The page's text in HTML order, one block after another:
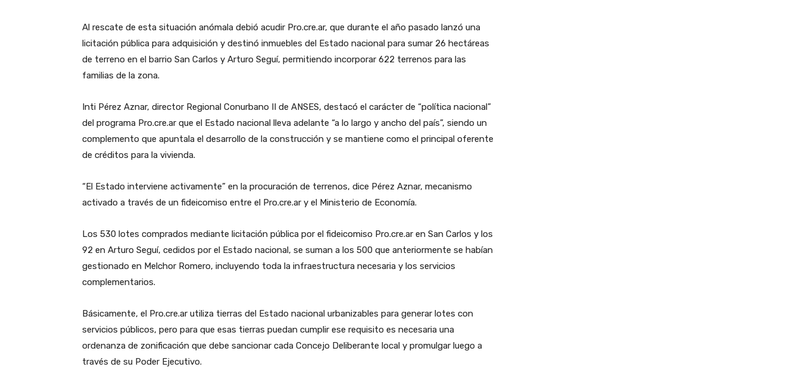
Al rescate de esta situación anómala debió acudir Pro.cre.ar, que durante el año pasado lanzó una
licitación pública para adquisición y destinó inmuebles del Estado nacional para sumar 26 hectáreas
de terreno en el barrio San Carlos y Arturo Seguí, permitiendo incorporar 622 terrenos para las
familias de la zona.
Inti Pérez Aznar, director Regional Conurbano II de ANSES, destacó el carácter de “política nacional”
del programa Pro.cre.ar que el Estado nacional lleva adelante “a lo largo y ancho del país”, siendo un
complemento que apuntala el desarrollo de la construcción y se mantiene como el principal oferente
de créditos para la vivienda.
“El Estado interviene activamente” en la procuración de terrenos, dice Pérez Aznar, mecanismo
activado a través de un fideicomiso entre el Pro.cre.ar y el Ministerio de Economía.
Los 530 lotes comprados mediante licitación pública por el fideicomiso Pro.cre.ar en San Carlos y los
92 en Arturo Seguí, cedidos por el Estado nacional, se suman a los 500 que anteriormente se habían
gestionado en Melchor Romero, incluyendo toda la infraestructura necesaria y los servicios
complementarios.
Básicamente, el Pro.cre.ar utiliza tierras del Estado nacional urbanizables para generar lotes con
servicios públicos, pero para que esas tierras puedan cumplir ese requisito es necesaria una
ordenanza de zonificación que debe sancionar cada Concejo Deliberante local y promulgar luego a
través de su Poder Ejecutivo.